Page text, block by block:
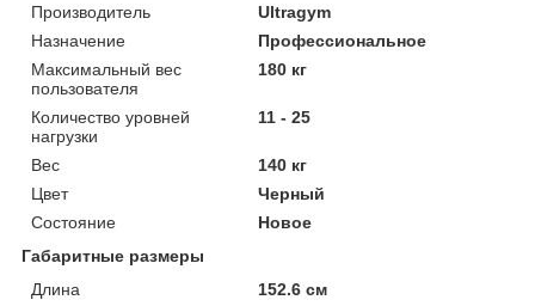
Производитель
Ultragym
Назначение
Профессиональное
Максимальный вес
пользователя
180 кг
Количество уровней
нагрузки
11 - 25
Вес
140 кг
Цвет
Черный
Состояние
Новое
Габаритные размеры
Длина
152.6 см